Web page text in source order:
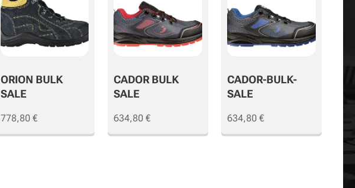
ORION BULK
SALE
778,80 €
CADOR BULK
SALE
634,80 €
CADOR-BULK-
SALE
634,80 €